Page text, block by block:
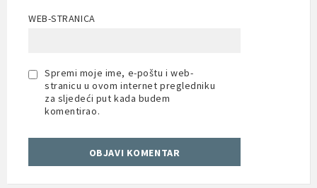
WEB-STRANICA
Spremi moje ime, e-poštu i web-
stranicu u ovom internet pregledniku
za sljedeći put kada budem
komentirao.